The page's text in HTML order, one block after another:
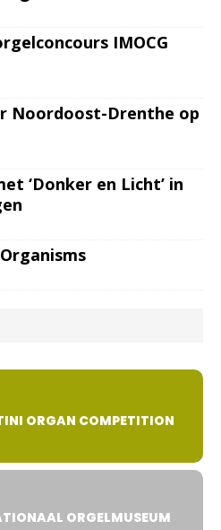
IMOCG
Noordoost-Drenthe op
‘Donker en Licht’ in
ORGAN COMPETITION
ORGELMUSEUM